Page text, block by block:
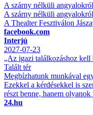
A szárny nélküli
A szárny nélküli angyalokról
A Thealter Fesztiválon
facebook.com
Interjú
2027-07-23
„Az igazi találkozáshoz kell
Talált tér
Megbízhatunk munkával
Ezekkel a kérdésekkel is
részt benne, hanem
24.hu